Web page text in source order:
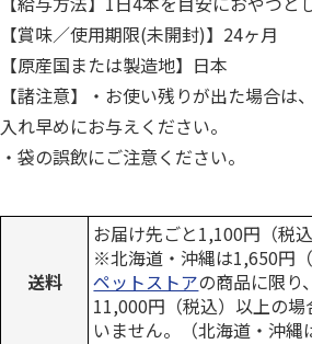
【賞味／使用期限(未開封)】24ヶ月
【原産国または製造地】日本
【諸注意】・お使い残りが出た場合
入れ早めにお与えください。
・袋の誤飲にご注意ください。
送料
お届け先ごと1,100円（税込
※北海道・沖縄は1,650円（
ペットストアの商品に限り
11,000円（税込）以上の
いません。（北海道・沖縄